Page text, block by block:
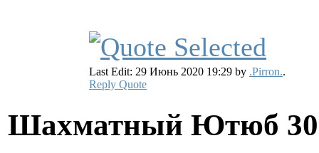
Last Edit: 29 Июнь 2020 19:29 by .Pirron..
Reply Quote
Шахматный Ютюб